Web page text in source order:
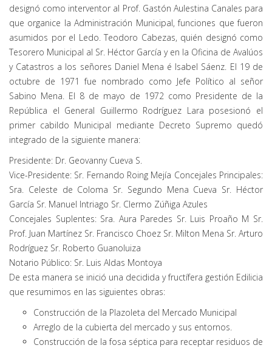
designó como interventor al Prof. Gastón Aulestina Canales para
que organice la Administración Municipal, funciones que fueron
asumidos por el Ledo. Teodoro Cabezas, quién designó como
Tesorero Municipal al Sr. Héctor García y en la Oficina de Avalúos
y Catastros a los señores Daniel Mena é Isabel Sáenz. El 19 de
octubre de 1971 fue nombrado como Jefe Político al señor
Sabino Mena. El 8 de mayo de 1972 como Presidente de la
República el General Guillermo Rodríguez Lara posesionó el
primer cabildo Municipal mediante Decreto Supremo quedó
integrado de la siguiente manera:
Presidente: Dr. Geovanny Cueva S.
Vice-Presidente: Sr. Fernando Roing Mejía Concejales Principales:
Sra. Celeste de Coloma Sr. Segundo Mena Cueva Sr. Héctor
García Sr. Manuel Intriago Sr. Clermo Zúñiga Azules
Concejales Suplentes: Sra. Aura Paredes Sr. Luis Proaño M Sr.
Prof. Juan Martínez Sr. Francisco Choez Sr. Milton Mena Sr. Arturo
Rodríguez Sr. Roberto Guanoluiza
Notario Público: Sr. Luis Aldas Montoya
De esta manera se inició una decidida y fructífera gestión Edilicia
que resumimos en las siguientes obras:
Construcción de la Plazoleta del Mercado Municipal
Arreglo de la cubierta del mercado y sus entornos.
Construcción de la fosa séptica para receptar residuos de